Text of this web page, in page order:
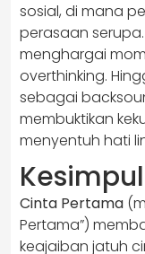
sosial, di mana
perasaan
menghargai
overthinking.
sebagai
membuktikan
menyentuh hati
Cinta Pertama
Pertama”)
keajaiban jatuh